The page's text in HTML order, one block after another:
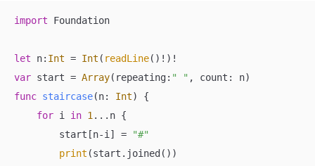
import Foundation
let n: Int = Int ( readLine() ! ) !
var start = Array(repeating: " "
func staircase(n: Int)
{
for i in 1 ... n {
        start[n
-i] =
"#"
print (start.joined())